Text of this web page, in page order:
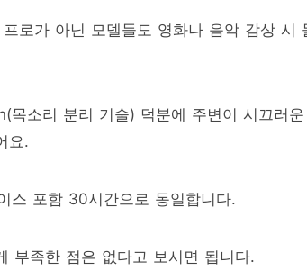
로가 아닌 모델들도 영화나 음악 감상 시
소리 분리 기술) 덕분에 주변이 시끄러운
요.
스 포함 30시간으로 동일합니다.
부족한 점은 없다고 보시면 됩니다.